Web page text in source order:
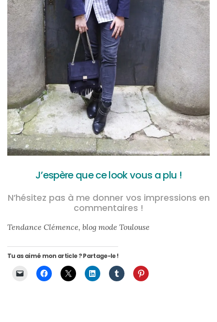
J’espère que ce look vous a plu !
N’hésitez pas à me donner vos impressions en
commentaires !
Tendance Clémence, blog mode Toulouse
Tu as aimé mon article ? Partage-le !